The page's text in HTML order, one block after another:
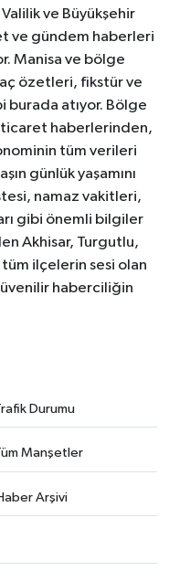
ve Büyükşehir
ve gündem haberleri
Manisa ve bölge
özetleri, fikstür ve
burada atıyor. Bölge
ticaret haberlerinden,
tüm verileri
günlük yaşamını
namaz vakitleri,
gibi önemli bilgiler
Akhisar, Turgutlu,
tüm ilçelerin sesi olan
haberciliğin
Durumu
Manşetler
Arşivi